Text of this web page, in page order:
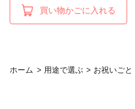
買い物かごに入れる
ホーム > 用途で選ぶ > お祝いごと